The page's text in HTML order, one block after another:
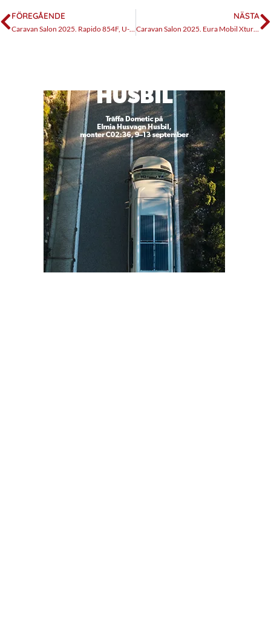
FÖREGÅENDE
Caravan Salon 2025. Rapido 854F, U-soffa, men inte på vanligt manér.
NÄSTA
Caravan Salon 2025. Eura Mobil Xtura Escape, en showcar som gärna får bli verklighet